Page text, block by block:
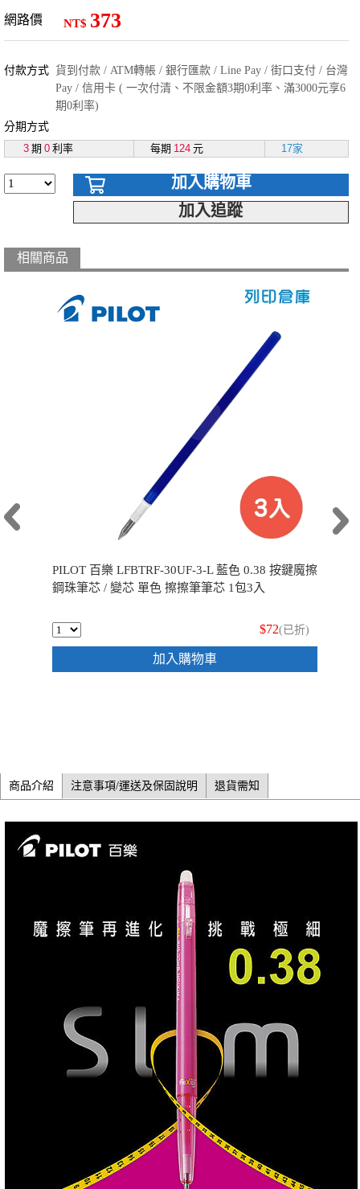
網路價 NT$ 373
付款方式 貨到付款 / ATM轉帳 / 銀行匯款 / Line Pay / 街口支付 / 台灣
Pay / 信用卡 ( 一次付清、不限金額3期0利率、滿3000元享6
期0利率)
分期方式
3 期 0 利率 每期 124 元 17家
加入購物車
加入追蹤
相關商品
PILOT 百樂 LFBTRF-30UF-3-L 藍色 0.38 按鍵魔擦
鋼珠筆芯 / 變芯 單色 擦擦筆筆芯 1包3入
$72(已折)
加入購物車
商品介紹 注意事項/運送及保固說明 退貨需知